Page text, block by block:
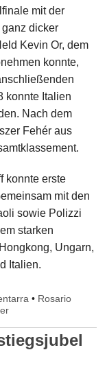
mit der
dicker
Kevin Or, dem
konnte,
konnte Italien
Nach dem
Fehér aus
konnte erste
mitden
sowie Polizzi
starken
Ungarn,
Italien.
• Rosario